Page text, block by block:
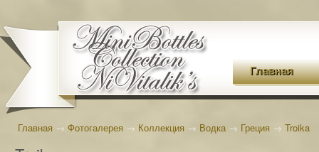
Главная
Главная → Фотогалерея → Коллекция → Водка→ Греция → Troika